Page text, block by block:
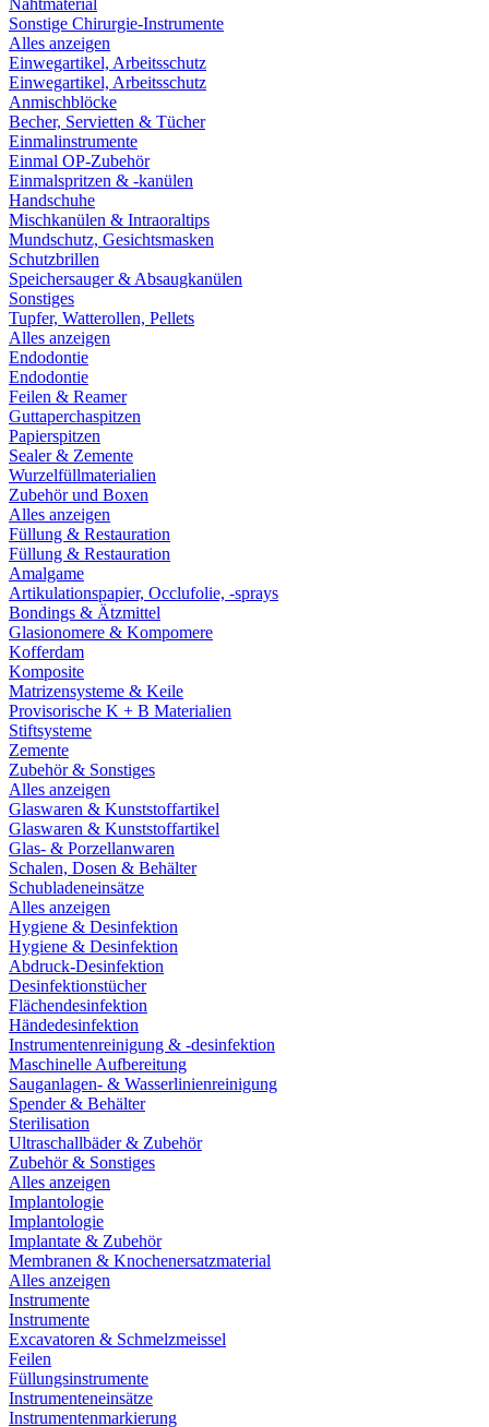
Nahtmaterial
Sonstige Chirurgie-Instrumente
Alles anzeigen
Einwegartikel, Arbeitsschutz
Einwegartikel, Arbeitsschutz
Anmischblöcke
Becher, Servietten & Tücher
Einmalinstrumente
Einmal OP-Zubehör
Einmalspritzen & -kanülen
Handschuhe
Mischkanülen & Intraoraltips
Mundschutz, Gesichtsmasken
Schutzbrillen
Speichersauger & Absaugkanülen
Sonstiges
Tupfer, Watterollen, Pellets
Alles anzeigen
Endodontie
Endodontie
Feilen & Reamer
Guttaperchaspitzen
Papierspitzen
Sealer & Zemente
Wurzelfüllmaterialien
Zubehör und Boxen
Alles anzeigen
Füllung & Restauration
Füllung & Restauration
Amalgame
Artikulationspapier, Occlufolie, -sprays
Bondings & Ätzmittel
Glasionomere & Kompomere
Kofferdam
Komposite
Matrizensysteme & Keile
Provisorische K + B Materialien
Stiftsysteme
Zemente
Zubehör & Sonstiges
Alles anzeigen
Glaswaren & Kunststoffartikel
Glaswaren & Kunststoffartikel
Glas- & Porzellanwaren
Schalen, Dosen & Behälter
Schubladeneinsätze
Alles anzeigen
Hygiene & Desinfektion
Hygiene & Desinfektion
Abdruck-Desinfektion
Desinfektionstücher
Flächendesinfektion
Händedesinfektion
Instrumentenreinigung & -desinfektion
Maschinelle Aufbereitung
Sauganlagen- & Wasserlinienreinigung
Spender & Behälter
Sterilisation
Ultraschallbäder & Zubehör
Zubehör & Sonstiges
Alles anzeigen
Implantologie
Implantologie
Implantate & Zubehör
Membranen & Knochenersatzmaterial
Alles anzeigen
Instrumente
Instrumente
Excavatoren & Schmelzmeissel
Feilen
Füllungsinstrumente
Instrumenteneinsätze
Instrumentenmarkierung